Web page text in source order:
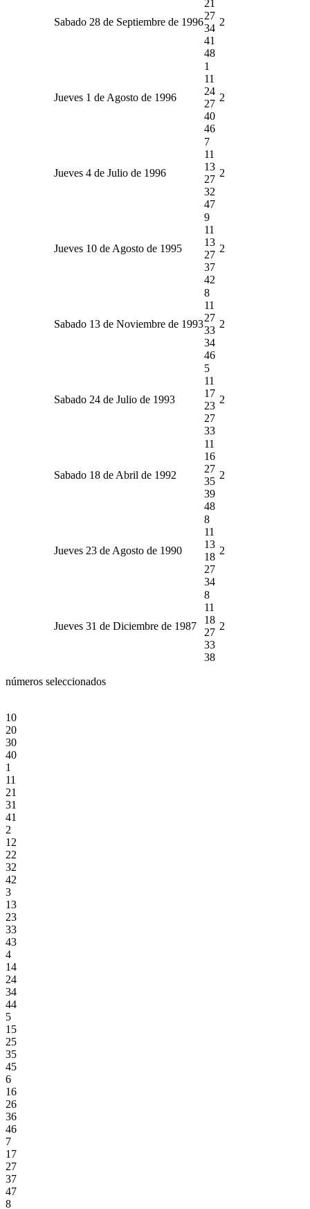
Sabado 28 de Septiembre de 1996
21
27
34
41
48
2
Jueves 1 de Agosto de 1996
1
11
24
27
40
46
2
Jueves 4 de Julio de 1996
7
11
13
27
32
47
2
Jueves 10 de Agosto de 1995
9
11
13
27
37
42
2
Sabado 13 de Noviembre de 1993
8
11
27
33
34
46
2
Sabado 24 de Julio de 1993
5
11
17
23
27
33
2
Sabado 18 de Abril de 1992
11
16
27
35
39
48
2
Jueves 23 de Agosto de 1990
8
11
13
18
27
34
2
Jueves 31 de Diciembre de 1987
8
11
18
27
33
38
2
números seleccionados
10
20
30
40
1
11
21
31
41
2
12
22
32
42
3
13
23
33
43
4
14
24
34
44
5
15
25
35
45
6
16
26
36
46
7
17
27
37
47
8